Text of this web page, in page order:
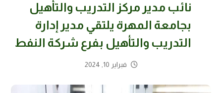
نائب مدير مركز التدريب والتأهيل
بجامعة المهرة يلتقي مدير إدارة
التدريب والتأهيل بفرع شركة النفط
فبراير 10, 2024